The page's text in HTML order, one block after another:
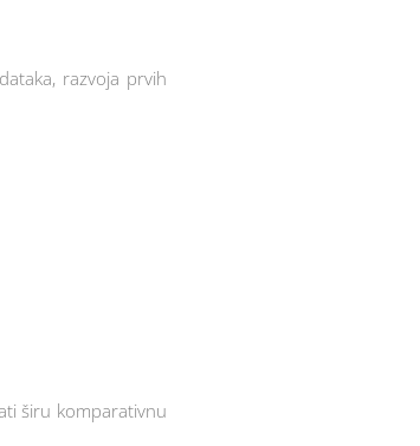
razvoja prvih
širu komparativnu